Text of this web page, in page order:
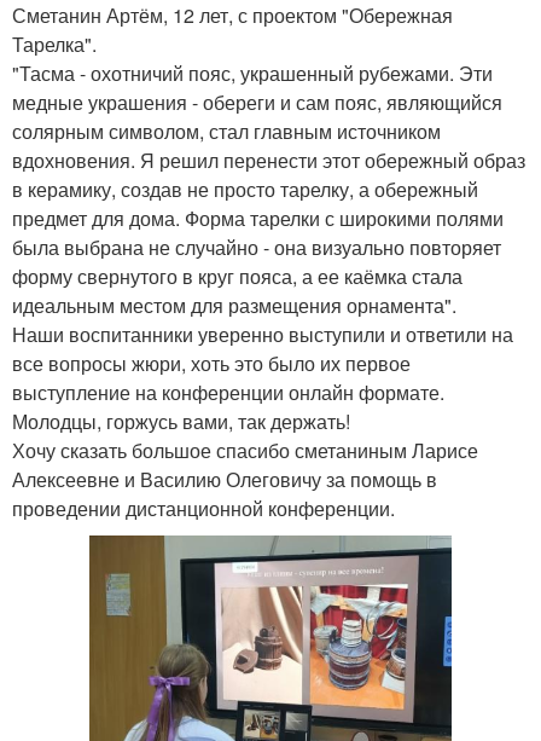
Сметанин Артём, 12 лет, с проектом "Обережная
Тарелка".
"Тасма - охотничий пояс, украшенный рубежами. Эти
медные украшения - обереги и сам пояс, являющийся
солярным символом, стал главным источником
вдохновения. Я решил перенести этот обережный образ
в керамику, создав не просто тарелку, а обережный
предмет для дома. Форма тарелки с широкими полями
была выбрана не случайно - она визуально повторяет
форму свернутого в круг пояса, а ее каёмка стала
идеальным местом для размещения орнамента".
Наши воспитанники уверенно выступили и ответили на
все вопросы жюри, хоть это было их первое
выступление на конференции онлайн формате.
Молодцы, горжусь вами, так держать!
Хочу сказать большое спасибо сметаниным Ларисе
Алексеевне и Василию Олеговичу за помощь в
проведении дистанционной конференции.